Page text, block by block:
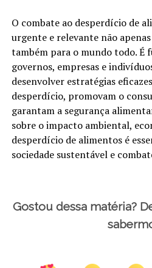
O combate ao desperdício de
urgente e relevante não
também para o mundo todo. É
governos, empresas e
desenvolver estratégias
desperdício, promovam o
garantam a segurança
sobre o impacto ambiental,
desperdício de alimentos é
sociedade sustentável e
Gostou dessa matéria?